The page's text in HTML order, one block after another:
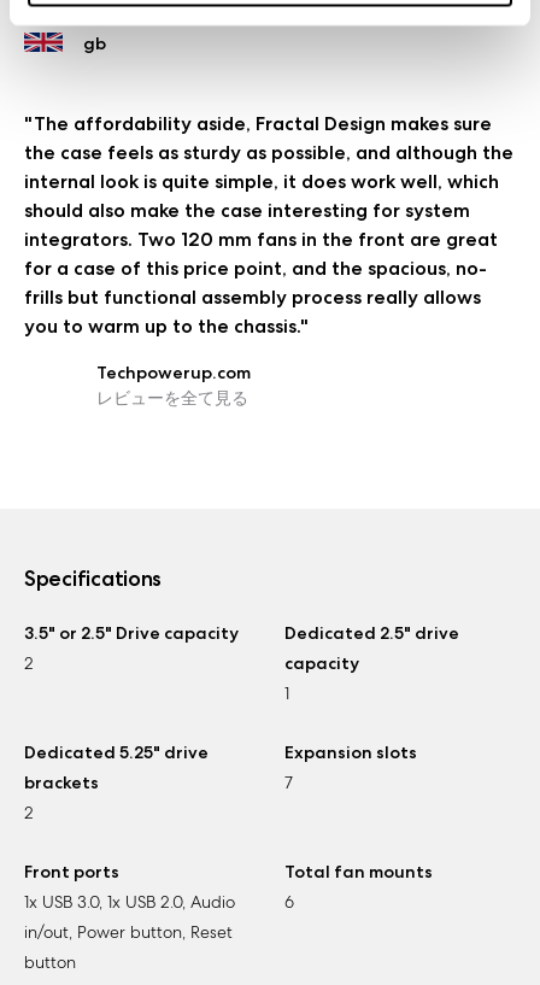
"The affordability aside, Fractal Design makes sure
the case feels as sturdy as possible, and although the
internal look is quite simple, it does work well, which
should also make the case interesting for system
integrators. Two 120 mm fans in the front are great
for a case of this price point, and the spacious, no-
frills but functional assembly process really allows
you to warm up to the chassis."
Techpowerup.com
レビューを全て見る
Specifications
3.5" or 2.5" Drive capacity
2
Dedicated 2.5" drive
capacity
1
Dedicated 5.25" drive
brackets
2
Expansion slots
7
Front ports
1x USB 3.0, 1x USB 2.0, Audio
in/out, Power button, Reset
button
Total fan mounts
6